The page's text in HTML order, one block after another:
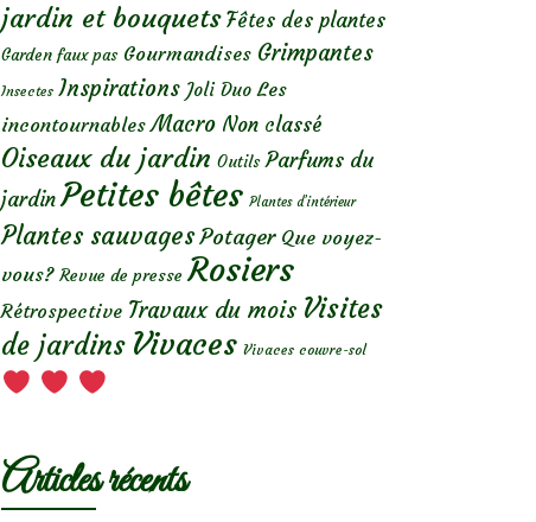
jardin et bouquets Fêtes des plantes
Garden faux pas Gourmandises Grimpantes
Insectes Inspirations Joli Duo Les
incontournables Macro Non classé
Oiseaux du jardin Outils Parfums du
jardin Petites bêtes Plantes d’intérieur
Plantes sauvages Potager Que voyez-
vous? Revue de presse Rosiers
Rétrospective Travaux du mois Visites
de jardins Vivaces Vivaces couvre-sol
Articles récents